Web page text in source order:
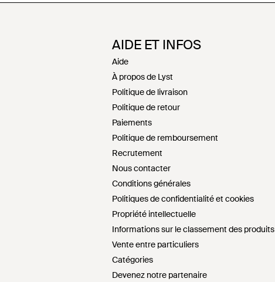
AIDE ET INFOS
Aide
À propos de Lyst
Politique de livraison
Politique de retour
Paiements
Politique de remboursement
Recrutement
Nous contacter
Conditions générales
Politiques de confidentialité et cookies
Propriété intellectuelle
Informations sur le classement des produits
Vente entre particuliers
Catégories
Devenez notre partenaire